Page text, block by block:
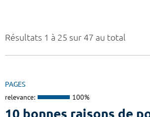
Résultats 1 à 25 sur 47 au total
PAGES
relevance: 100%
10 bonnes raisons de